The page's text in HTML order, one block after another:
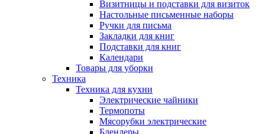
Визитницы и подставки для визиток
Настольные письменные наборы
Ручки для письма
Закладки для книг
Подставки для книг
Календари
Товары для уборки
Техника
Техника для кухни
Электрические чайники
Термопоты
Мясорубки электрические
Блендеры